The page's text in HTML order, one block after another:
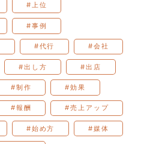
#上位
#事例
#代行 #会社
#出し方 #出店
#制作 #効果
#報酬 #売上アップ
#始め方 #媒体